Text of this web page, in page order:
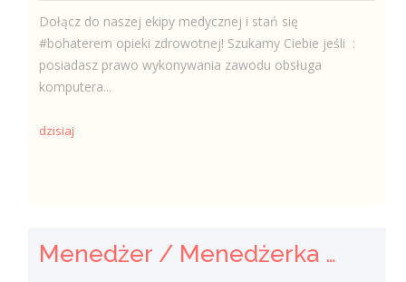
Dołącz do naszej ekipy medycznej i stań się
#bohaterem opieki zdrowotnej! Szukamy Ciebie jeśli ​ :
posiadasz prawo wykonywania zawodu obsługa
komputera...
dzisiaj
Menedżer / Menedżerka Zespołu Strategii Komercyjnej i Kontraktowania